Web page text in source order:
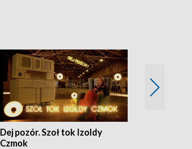
Dej pozór. Szoł tok Izoldy
Czmok